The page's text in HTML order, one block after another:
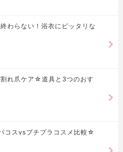
わらない！浴衣にピッタリな
れ爪ケア☆道具と3つのおす
コスvsプチプラコスメ比較☆